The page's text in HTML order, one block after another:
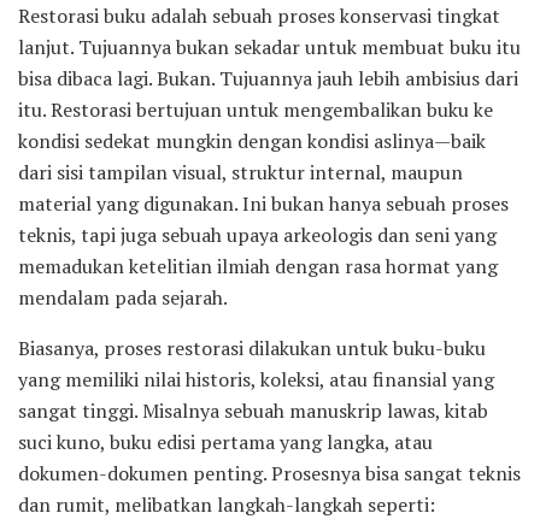
Restorasi buku adalah sebuah proses konservasi tingkat
lanjut. Tujuannya bukan sekadar untuk membuat buku itu
bisa dibaca lagi. Bukan. Tujuannya jauh lebih ambisius dari
itu. Restorasi bertujuan untuk mengembalikan buku ke
kondisi sedekat mungkin dengan kondisi aslinya—baik
dari sisi tampilan visual, struktur internal, maupun
material yang digunakan. Ini bukan hanya sebuah proses
teknis, tapi juga sebuah upaya arkeologis dan seni yang
memadukan ketelitian ilmiah dengan rasa hormat yang
mendalam pada sejarah.
Biasanya, proses restorasi dilakukan untuk buku-buku
yang memiliki nilai historis, koleksi, atau finansial yang
sangat tinggi. Misalnya sebuah manuskrip lawas, kitab
suci kuno, buku edisi pertama yang langka, atau
dokumen-dokumen penting. Prosesnya bisa sangat teknis
dan rumit, melibatkan langkah-langkah seperti: